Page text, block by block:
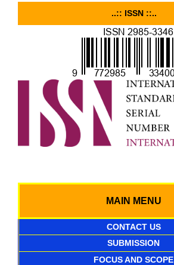
..:: ISSN ::..
MAIN MENU
CONTACT US
SUBMISSION
FOCUS AND SCOPE